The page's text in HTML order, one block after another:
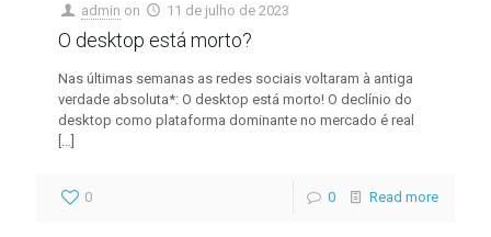
admin on 11 de julho de 2023
O desktop está morto?
Nas últimas semanas as redes sociais voltaram à antiga
verdade absoluta*: O desktop está morto! O declínio do
desktop como plataforma dominante no mercado é real
[…]
0 0 Read more